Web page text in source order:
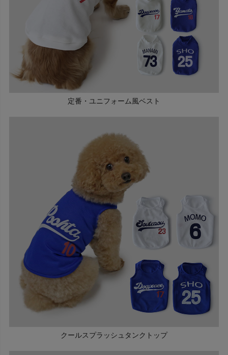
定番・ユニフォーム風ベスト
クールスプラッシュタンクトップ